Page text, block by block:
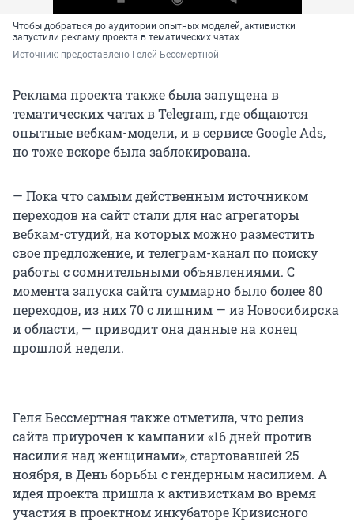
Чтобы добраться до аудитории опытных моделей, активистки
запустили рекламу проекта в тематических чатах
Источник: предоставлено Гелей Бессмертной
Реклама проекта также была запущена в
тематических чатах в Telegram, где общаются
опытные вебкам-модели, и в сервисе Google Ads,
но тоже вскоре была заблокирована.
— Пока что самым действенным источником
переходов на сайт стали для нас агрегаторы
вебкам-студий, на которых можно разместить
свое предложение, и телеграм-канал по поиску
работы с сомнительными объявлениями. С
момента запуска сайта суммарно было более 80
переходов, из них 70 с лишним — из Новосибирска
и области, — приводит она данные на конец
прошлой недели.
Геля Бессмертная также отметила, что релиз
сайта приурочен к кампании «16 дней против
насилия над женщинами», стартовавшей 25
ноября, в День борьбы с гендерным насилием. А
идея проекта пришла к активисткам во время
участия в проектном инкубаторе Кризисного